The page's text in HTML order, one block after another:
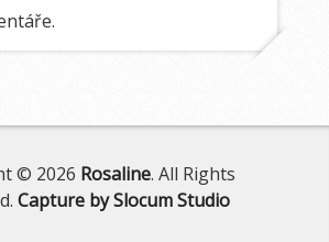
© 2026 Rosaline. All Rights
Capture by Slocum Studio